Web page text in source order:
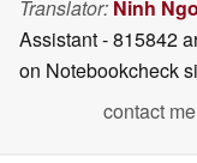
Translator: Ninh
Assistant- 815842
on Notebookcheck
contact